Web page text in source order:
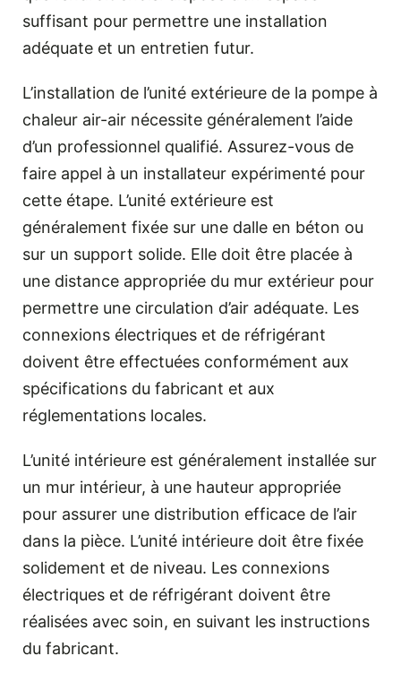
suffisant pour permettre une installation
adéquate et un entretien futur.
L’installation de l’unité extérieure de la pompe à
chaleur air-air nécessite généralement l’aide
d’un professionnel qualifié. Assurez-vous de
faire appel à un installateur expérimenté pour
cette étape. L’unité extérieure est
généralement fixée sur une dalle en béton ou
sur un support solide. Elle doit être placée à
une distance appropriée du mur extérieur pour
permettre une circulation d’air adéquate. Les
connexions électriques et de réfrigérant
doivent être effectuées conformément aux
spécifications du fabricant et aux
réglementations locales.
L’unité intérieure est généralement installée sur
un mur intérieur, à une hauteur appropriée
pour assurer une distribution efficace de l’air
dans la pièce. L’unité intérieure doit être fixée
solidement et de niveau. Les connexions
électriques et de réfrigérant doivent être
réalisées avec soin, en suivant les instructions
du fabricant.